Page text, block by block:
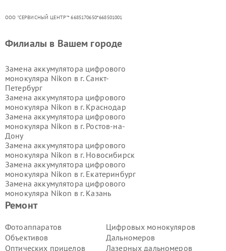
ООО "СЕРВИСНЫЙ ЦЕНТР"* 6685170650*668501001
Ремонт
Фотоаппаратов
Объективов
Оптических прицелов
Цифровых монокуляров
Дальномеров
Лазерных дальномеров
Филиалы в Вашем городе
Замена аккумулятора цифрового
монокуляра Nikon в г. Санкт-
Петербург
Замена аккумулятора цифрового
монокуляра Nikon в г. Краснодар
Замена аккумулятора цифрового
монокуляра Nikon в г. Ростов-на-
Дону
Замена аккумулятора цифрового
монокуляра Nikon в г. Новосибирск
Замена аккумулятора цифрового
монокуляра Nikon в г. Екатеринбург
Замена аккумулятора цифрового
монокуляра Nikon в г. Казань
Замена аккумулятора цифрового
Замена аккумулятора цифрового
монокуляра Nikon в г.
Волгоград
Замена аккумулятора цифрового